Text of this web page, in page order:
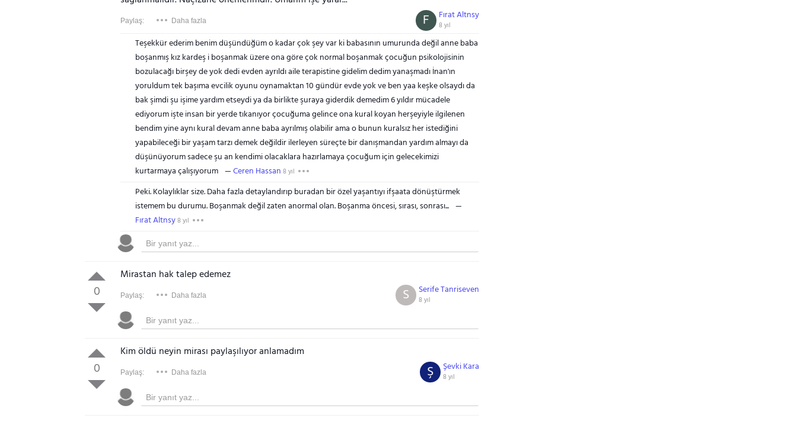
Paylaş: Daha fazla Fırat Altnsy
8 yıl
F
Teşekkür ederim benim düşündüğüm o kadar çok şey var ki babasının umurunda değil anne baba
boşanmış kız kardeş i boşanmak üzere ona göre çok normal boşanmak çocuğun psikolojisinin
bozulacağı birşey de yok dedi evden ayrıldı aile terapistine gidelim dedim yanaşmadı İnan'ın
yoruldum tek başıma evcilik oyunu oynamaktan 10 gündür evde yok ve ben yaa keşke olsaydı da
bak şimdi şu işime yardım etseydi ya da birlikte şuraya giderdik demedim 6 yıldır mücadele
ediyorum işte insan bir yerde tıkanıyor çocuğuma gelince ona kural koyan herşeyiyle ilgilenen
bendim yine aynı kural devam anne baba ayrılmış olabilir ama o bunun kuralsız her istediğini
yapabileceği bir yaşam tarzı demek değildir ilerleyen süreçte bir danışmandan yardım almayı da
düşünüyorum sadece şu an kendimi olacaklara hazırlamaya çocuğum için gelecekimizi
kurtarmaya çalışıyorum
Ceren Hassan 8 yıl
Peki. Kolaylıklar size. Daha fazla detaylandırıp buradan bir özel yaşantıyı ifşaata dönüştürmek
istemem bu durumu. Boşanmak değil zaten anormal olan. Boşanma öncesi, sırası, sonrası...
Fırat Altnsy8 yıl
0
Mirastan hak talep edemez
Paylaş: Daha fazla Serife Tanriseven
8 yıl
S
0
Kim öldü neyin mirası paylaşılıyor anlamadım
Paylaş: Daha fazla Şevki Kara
8 yıl
Ş